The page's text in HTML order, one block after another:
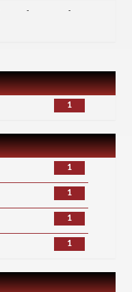
- -
1
1
1
1
1